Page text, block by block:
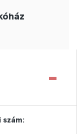
-
szám: